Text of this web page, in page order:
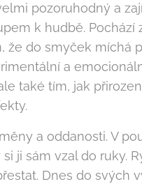
pozoruhodný a
k hudbě.
že do smyček míchá
a
také tím, jak
a oddanosti. V
ji sám vzal do ruky.
Dnes do svých